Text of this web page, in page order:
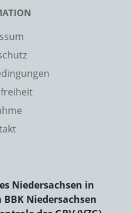
Niedersachsen in
Niedersachsen